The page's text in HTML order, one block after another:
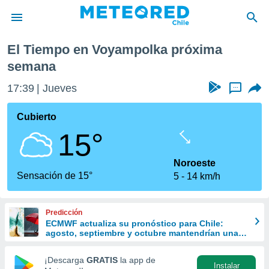
de
para
la
calidad.
a este
forma
digital
El Tiempo en Voyampolka próxima
semana
17:39 Jueves ...
Cubierto
15°
Sensación de 15°
Noroeste
5
14 km/h
Predicción
ECMWF actualiza su pronóstico para Chile:
agosto, septiembre y octubre mantendrían una
¡Descarga GRATIS la app de
Instalar